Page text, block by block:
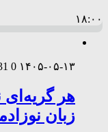
۱۸:۰۰
۱۴۰۵-۰۵-۱۳ 0
هر
زبان